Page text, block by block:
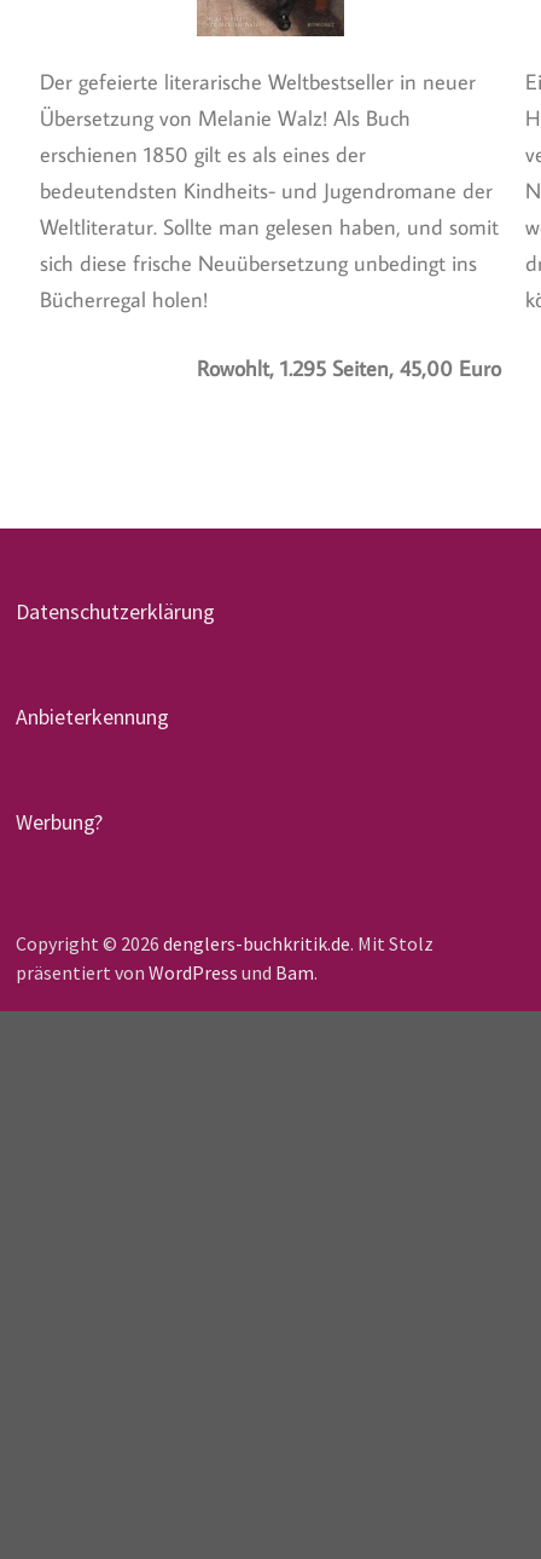
Der gefeierte literarische Weltbestseller in neuer
Übersetzung von Melanie Walz! Als Buch
erschienen 1850 gilt es als eines der
bedeutendsten Kindheits- und Jugendromane der
Weltliteratur. Sollte man gelesen haben, und somit
sich diese frische Neuübersetzung unbedingt ins
Bücherregal holen!
Rowohlt, 1.295 Seiten, 45,00 Euro
Datenschutzerklärung
Anbieterkennung
Werbung?
Copyright © 2026 denglers-buchkritik.de. Mit Stolz
präsentiert von WordPress und Bam.